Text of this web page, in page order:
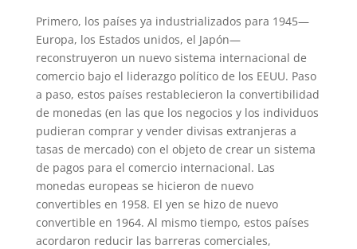
Primero, los países ya industrializados para 1945—
Europa, los Estados unidos, el Japón—
reconstruyeron un nuevo sistema internacional de
comercio bajo el liderazgo político de los EEUU. Paso
a paso, estos países restablecieron la convertibilidad
de monedas (en las que los negocios y los individuos
pudieran comprar y vender divisas extranjeras a
tasas de mercado) con el objeto de crear un sistema
de pagos para el comercio internacional. Las
monedas europeas se hicieron de nuevo
convertibles en 1958. El yen se hizo de nuevo
convertible en 1964. Al mismo tiempo, estos países
acordaron reducir las barreras comerciales,